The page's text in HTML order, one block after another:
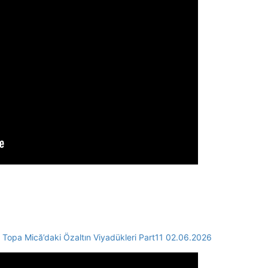
Mică’daki Özaltın Viyadükleri Part11 02.06.2026